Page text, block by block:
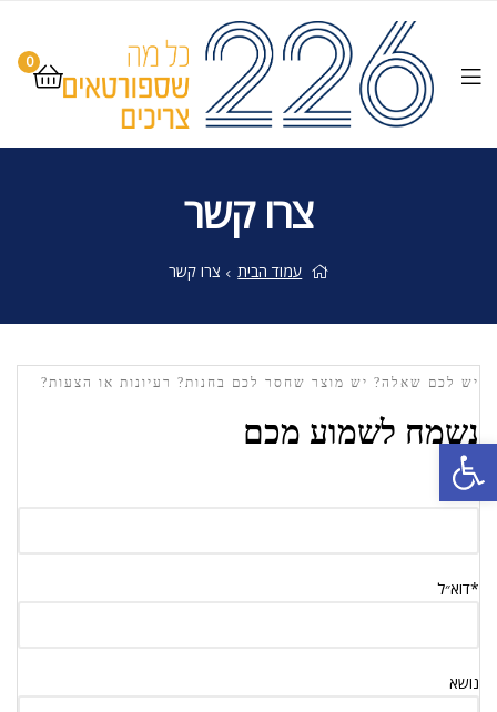
פתח סרגל נגישות
0
צרו קשר
עמוד הבית צרו קשר
יש לכם שאלה? יש מוצר שחסר לכם בחנות? רעיונות או הצעות?
נשמח לשמוע מכם
*שם
*דוא״ל
נושא